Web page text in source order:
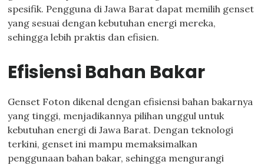
spesifik. Pengguna di Jawa Barat dapat memilih genset
yang sesuai dengan kebutuhan energi mereka,
sehingga lebih praktis dan efisien.
Efisiensi Bahan Bakar
Genset Foton dikenal dengan efisiensi bahan bakarnya
yang tinggi, menjadikannya pilihan unggul untuk
kebutuhan energi di Jawa Barat. Dengan teknologi
terkini, genset ini mampu memaksimalkan
penggunaan bahan bakar, sehingga mengurangi